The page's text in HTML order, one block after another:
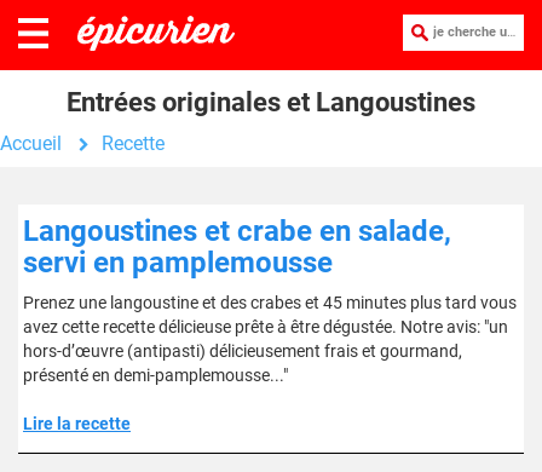
je cherche une recette :
Entrées originales et Langoustines
Accueil Recette
Langoustines et crabe en salade,
servi en pamplemousse
Prenez une langoustine et des crabes et 45 minutes plus tard vous
avez cette recette délicieuse prête à être dégustée. Notre avis: "un
hors-d’œuvre (antipasti) délicieusement frais et gourmand,
présenté en demi-pamplemousse..."
Lire la recette